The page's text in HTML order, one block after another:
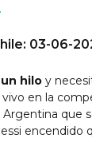
03-06-
hilo y
en la
Argentina que
encendido